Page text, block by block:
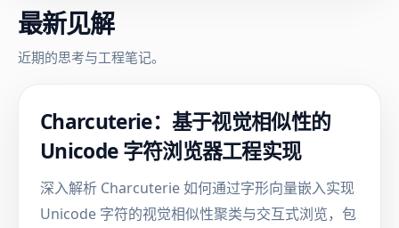
最新见解
近期的思考与工程笔记。
Charcuterie：基于视觉相似性的
Unicode 字符浏览器工程实现
深入解析 Charcuterie 如何通过字形向量嵌入实现
Unicode 字符的视觉相似性聚类与交互式浏览，包